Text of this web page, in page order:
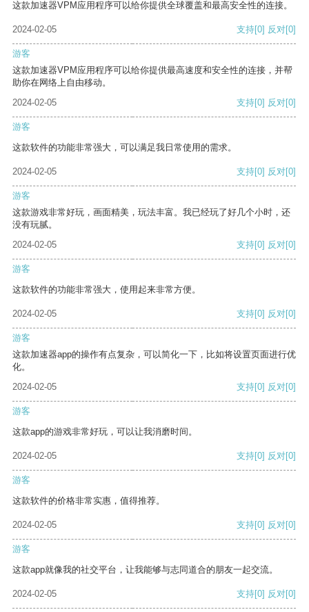
这款加速器VPM应用程序可以给你提供全球覆盖和最高安全性的连接。
2024-02-05 支持[0] 反对[0]
游客
这款加速器VPM应用程序可以给你提供最高速度和安全性的连接，并帮
助你在网络上自由移动。
2024-02-05
支持[0] 反对[0]
游客
这款软件的功能非常强大，可以满足我日常使用的需求。
2024-02-05 支持[0] 反对[0]
游客
这款游戏非常好玩，画面精美，玩法丰富。我已经玩了好几个小时，还
没有玩腻。
2024-02-05
支持[0] 反对[0]
游客
这款软件的功能非常强大，使用起来非常方便。
2024-02-05 支持[0] 反对[0]
游客
这款加速器app的操作有点复杂，可以简化一下，比如将设置页面进行优
化。
2024-02-05
支持[0] 反对[0]
游客
这款app的游戏非常好玩，可以让我消磨时间。
2024-02-05 支持[0] 反对[0]
游客
这款软件的价格非常实惠，值得推荐。
2024-02-05 支持[0] 反对[0]
游客
这款app就像我的社交平台，让我能够与志同道合的朋友一起交流。
2024-02-05 支持[0] 反对[0]